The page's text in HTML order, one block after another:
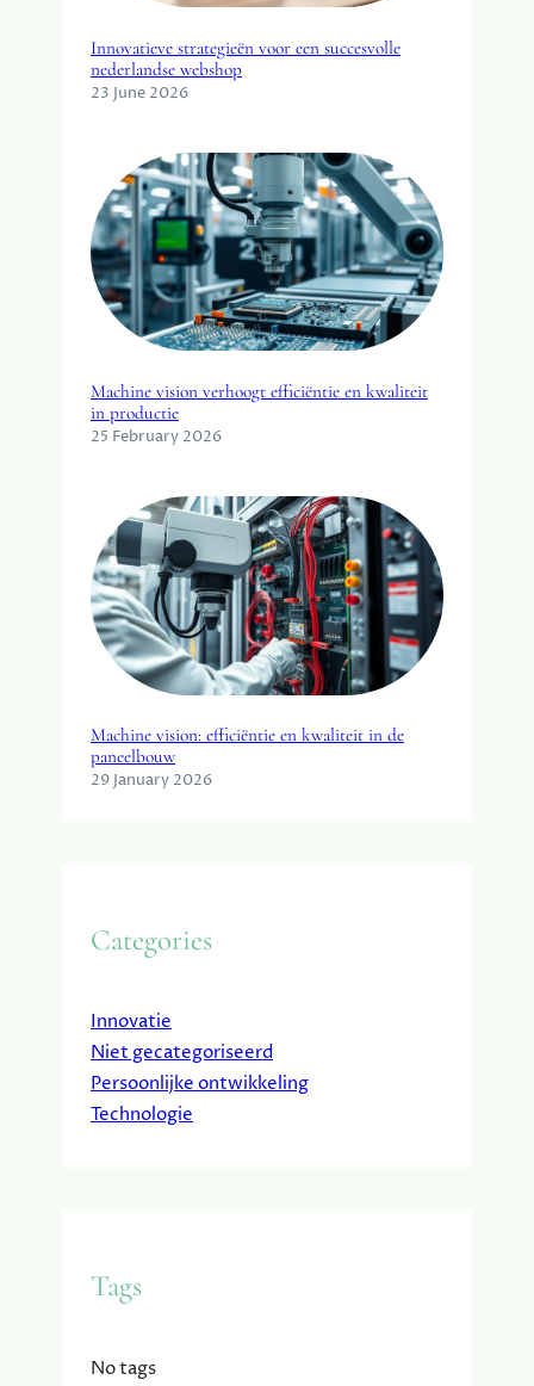
Innovatieve strategieën voor een succesvolle
nederlandse webshop
23 June 2026
Machine vision verhoogt efficiëntie en kwaliteit
in productie
25 February 2026
Machine vision: efficiëntie en kwaliteit in de
paneelbouw
29 January 2026
Categories
Innovatie
Niet gecategoriseerd
Persoonlijke ontwikkeling
Technologie
Tags
No tags